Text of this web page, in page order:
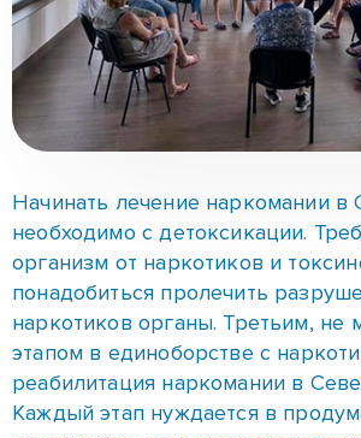
организм от наркотиков и
понадобиться пролечить
наркотиков органы. Третьим,
этапом в единоборстве с
реабилитация наркомании в
индивидуальном подходе и
для получения должного
Причинами наркозависимости
проблемы и неприятности в
желание испытать новые
уклонение от необходимости